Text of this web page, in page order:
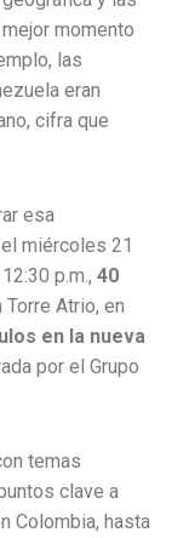
momento
las
eran
cifra que
esa
miércoles 21
p.m., 40
Torre Atrio, en
en la nueva
por el Grupo
temas
clave a
Colombia, hasta